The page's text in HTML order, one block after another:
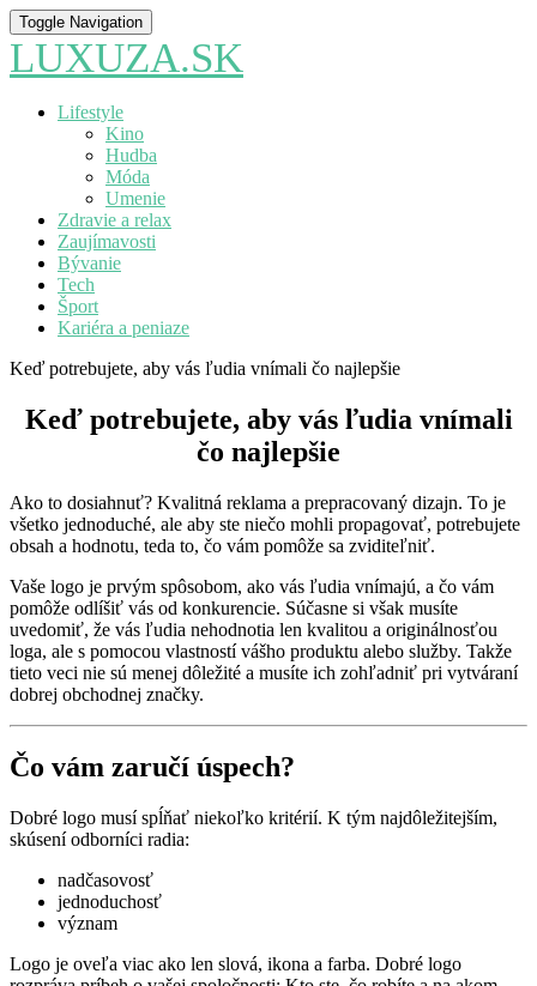
Toggle Navigation
LUXUZA.SK
Lifestyle
Kino
Hudba
Móda
Umenie
Zdravie a relax
Zaujímavosti
Bývanie
Tech
Šport
Kariéra a peniaze
Keď potrebujete, aby vás ľudia vnímali čo najlepšie
Keď potrebujete, aby vás ľudia vnímali
čo najlepšie
Ako to dosiahnuť? Kvalitná reklama a prepracovaný dizajn. To je
všetko jednoduché, ale aby ste niečo mohli propagovať, potrebujete
obsah a hodnotu, teda to, čo vám pomôže sa zviditeľniť.
Vaše logo je prvým spôsobom, ako vás ľudia vnímajú, a čo vám
pomôže odlíšiť vás od konkurencie. Súčasne si však musíte
uvedomiť, že vás ľudia nehodnotia len kvalitou a originálnosťou
loga, ale s pomocou vlastností vášho produktu alebo služby. Takže
tieto veci nie sú menej dôležité a musíte ich zohľadniť pri vytváraní
dobrej obchodnej značky.
Čo vám zaručí úspech?
Dobré logo musí spĺňať niekoľko kritérií. K tým najdôležitejším,
skúsení odborníci radia:
nadčasovosť
jednoduchosť
význam
Logo je oveľa viac ako len slová, ikona a farba. Dobré logo